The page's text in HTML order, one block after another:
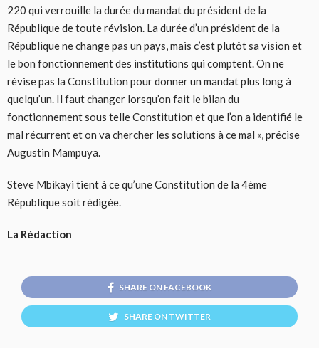
220 qui verrouille la durée du mandat du président de la
République de toute révision. La durée d’un président de la
République ne change pas un pays, mais c’est plutôt sa vision et
le bon fonctionnement des institutions qui comptent. On ne
révise pas la Constitution pour donner un mandat plus long à
quelqu’un. Il faut changer lorsqu’on fait le bilan du
fonctionnement sous telle Constitution et que l’on a identifié le
mal récurrent et on va chercher les solutions à ce mal », précise
Augustin Mampuya.
Steve Mbikayi tient à ce qu’une Constitution de la 4ème
République soit rédigée.
La Rédaction
SHARE ON FACEBOOK
SHARE ON TWITTER